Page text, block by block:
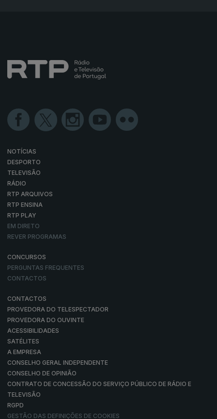
NOTÍCIAS
DESPORTO
TELEVISÃO
RÁDIO
RTP ARQUIVOS
RTP ENSINA
RTP PLAY
EM DIRETO
REVER PROGRAMAS
CONCURSOS
PERGUNTAS FREQUENTES
CONTACTOS
CONTACTOS
PROVEDORA DO TELESPECTADOR
PROVEDORA DO OUVINTE
ACESSIBILIDADES
SATÉLITES
A EMPRESA
CONSELHO GERAL INDEPENDENTE
CONSELHO DE OPINIÃO
CONTRATO DE CONCESSÃO DO SERVIÇO PÚBLICO DE RÁDIO E
TELEVISÃO
RGPD
GESTÃO DAS DEFINIÇÕES DE COOKIES